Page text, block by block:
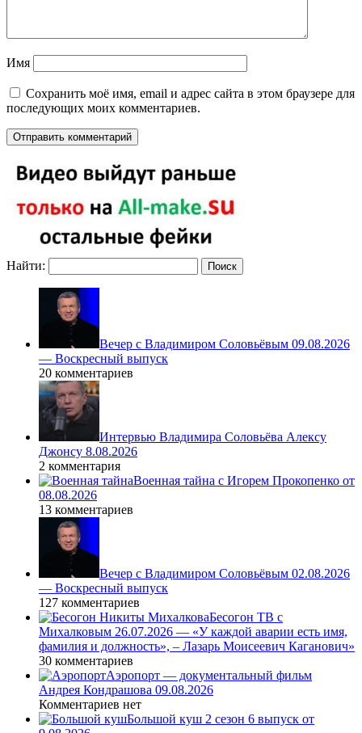
Имя
Сохранить моё имя, email и адрес сайта в этом браузере для
последующих моих комментариев.
Найти:
Вечер с Владимиром Соловьёвым 09.08.2026
— Воскресный выпуск
20 комментариев
Интервью Владимира Соловьёва Алексу
Джонсу 8.08.2026
2 комментария
Военная тайна с Игорем Прокопенко от
08.08.2026
13 комментариев
Вечер с Владимиром Соловьёвым 02.08.2026
— Воскресный выпуск
127 комментариев
Бесогон ТВ с
Михалковым 26.07.2026 — «У каждой аварии есть имя,
фамилия и должность», – Лазарь Моисеевич Каганович»
30 комментариев
Аэропорт — документальный фильм
Андрея Кондрашова 09.08.2026
Комментариев нет
Большой куш 2 сезон 6 выпуск от